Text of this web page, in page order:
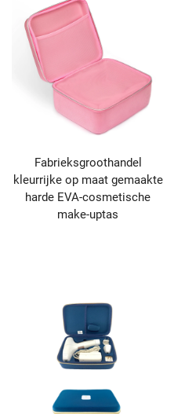
Fabrieksgroothandel
kleurrijke op maat gemaakte
harde EVA-cosmetische
make-uptas